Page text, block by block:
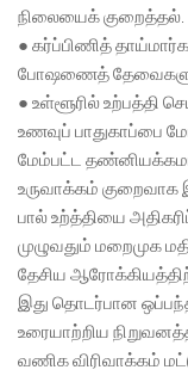
நிலையைக் குறைத்தல்.
● கர்ப்பிணித்
போஷணைத்
● உள்ளூரில் உற்பத்தி
உணவுப் பாதுகாப்பை
மேம்பட்ட
உருவாக்கம் குறைவாக
பால் உற்த்தியை
முழுவதும் மறைமுக
தேசிய
இது தொடர்பான
உரையாற்றிய
வணிக விரிவாக்கம்